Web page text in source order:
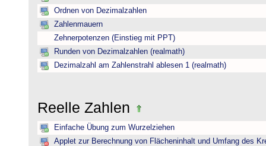
Ordnen von Dezimalzahlen
Zahlenmauern
Zehnerpotenzen (Einstieg mit PPT)
Runden von Dezimalzahlen (realmath)
Dezimalzahl am Zahlenstrahl ablesen 1 (realmath)
Reelle Zahlen
Einfache Übung zum Wurzelziehen
Applet zur Berechnung von Flächeninhalt und Umfang des